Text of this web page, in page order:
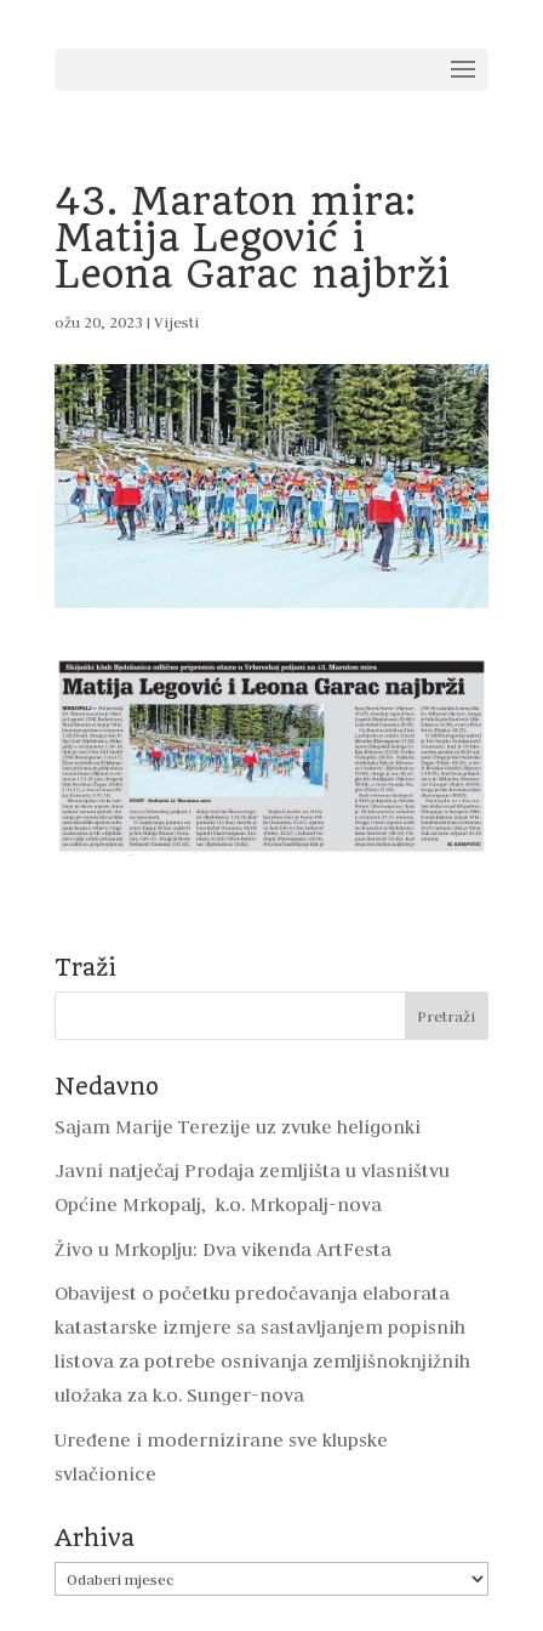
43. Maraton mira:
Matija Legović i
Leona Garac najbrži
ožu 20, 2023 | Vijesti
Traži
Nedavno
Sajam Marije Terezije uz zvuke heligonki
Javni natječaj Prodaja zemljišta u vlasništvu
Općine Mrkopalj, k.o. Mrkopalj-nova
Živo u Mrkoplju: Dva vikenda ArtFesta
Obavijest o početku predočavanja elaborata
katastarske izmjere sa sastavljanjem popisnih
listova za potrebe osnivanja zemljišnoknjižnih
uložaka za k.o. Sunger-nova
Uređene i modernizirane sve klupske
svlačionice
Arhiva
Arhiva